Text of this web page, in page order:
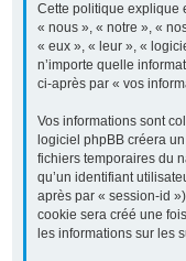
Cette politique explique
« nous », « notre », «
« eux », « leur », «
n’importe quelle
ci-après par « vos
Vos informations sont
logiciel phpBB créera
fichiers temporaires du
qu’un identifiant
après par « session-id
cookie sera créé une
les informations sur les